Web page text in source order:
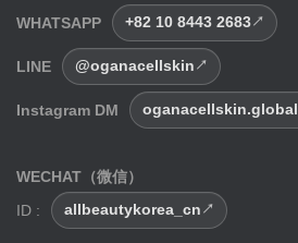
WHATSAPP +82 10 8443 2683
LINE @oganacellskin
Instagram DM oganacellskin.global
WECHAT（微信）
ID :
allbeautykorea_cn